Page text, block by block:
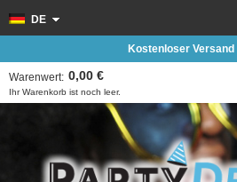
DE
Ihr Warenkorb ist noch leer.
Warenwert: 0,00 €
Kostenloser Versand